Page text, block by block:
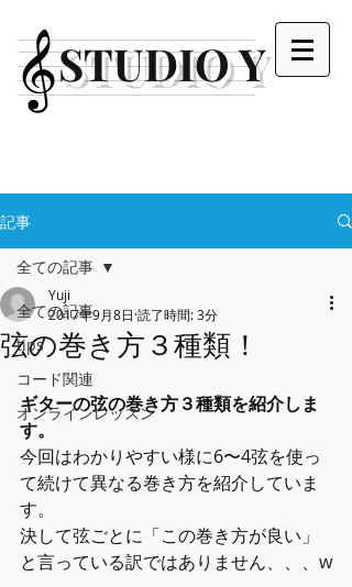
STUDIO Y
記事
全ての記事
tips
コード関連
オンラインレッスン
全ての記事
弦の巻き方３種類！
Yuji
2017年9月8日 読了時間: 3分
ギターの弦の巻き方３種類を紹介しま
す。
今回はわかりやすい様に6〜4弦を使っ
て続けて異なる巻き方を紹介していま
す。
決して弦ごとに「この巻き方が良い」
と言っている訳ではありません、、、w